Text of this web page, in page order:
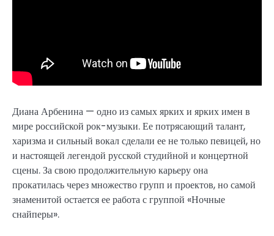
Диана Арбенина — одно из самых ярких и ярких имен в
мире российской рок-музыки. Ее потрясающий талант,
харизма и сильный вокал сделали ее не только певицей, но
и настоящей легендой русской студийной и концертной
сцены. За свою продолжительную карьеру она
прокатилась через множество групп и проектов, но самой
знаменитой остается ее работа с группой «Ночные
снайперы».